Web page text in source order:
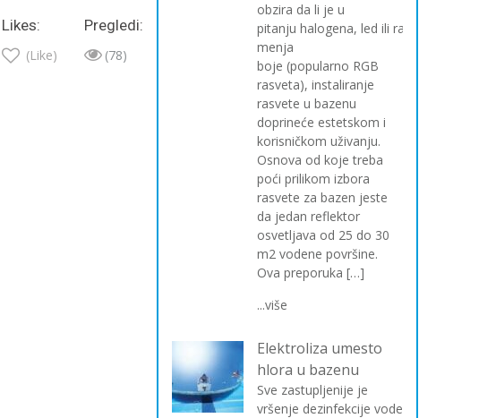
Pregledi:
(78)
Likes:
(Like)
obzira da li je u
pitanju halogena, led ili rasveta koja
menja
boje (popularno RGB
rasveta), instaliranje
rasvete u bazenu
doprineće estetskom i
korisničkom uživanju.
Osnova od koje treba
poći prilikom izbora
rasvete za bazen jeste
da jedan reflektor
osvetljava od 25 do 30
m2 vodene površine.
Ova preporuka […]
...više
Elektroliza umesto
hlora u bazenu
Sve zastupljenije je
vršenje dezinfekcije vode